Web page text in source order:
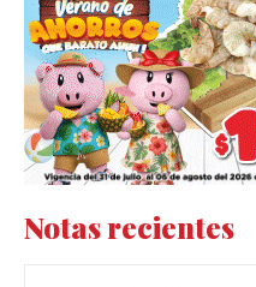
Notas recientes